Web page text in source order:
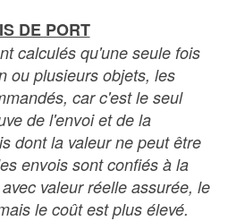
DE PORT
calculés qu'une seule fois
ou plusieurs objets, les
car c'est le seul
de l'envoi et de la
dont la valeur ne peut être
envois sont confiés à la
valeur réelle assurée, le
le coût est plus élevé.